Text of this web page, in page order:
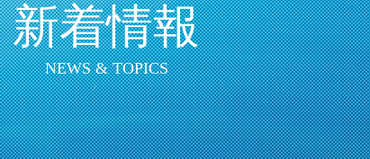
新着情報
NEWS & TOPICS